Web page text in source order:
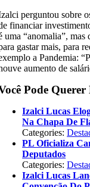
perguntou sobre
financiar
uma “anomalia”,
gastar mais, para
a Pandemia:
aumento de
Pode
Izalci Lucas
Na Chapa De
Categories:
PL Oficializa
Deputados
Categories:
Izalci Lucas